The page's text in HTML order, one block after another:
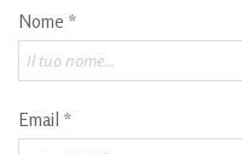
Nome *
Email *